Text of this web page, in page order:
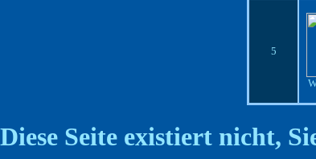
5
Diese Seite existiert nicht,